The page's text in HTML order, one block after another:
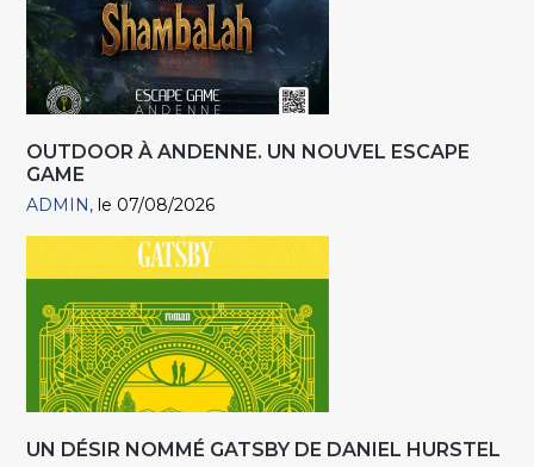
OUTDOOR À ANDENNE. UN NOUVEL ESCAPE
GAME
ADMIN le 07/08/2026
UN DÉSIR NOMMÉ GATSBY DE DANIEL HURSTEL